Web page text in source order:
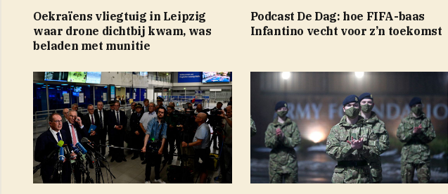
Oekraïens vliegtuig in Leipzig
waar drone dichtbij kwam, was
beladen met munitie
Podcast De Dag: hoe FIFA-baas
Infantino vecht voor z’n toekomst